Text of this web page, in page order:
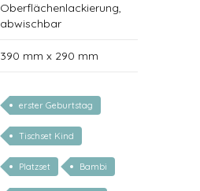
Oberflächenlackierung,
abwischbar
390 mm x 290 mm
erster Geburtstag
Tischset Kind
Platzset Bambi